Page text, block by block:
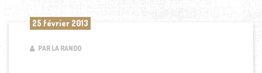
25 février 2013
PAR LA RANDO